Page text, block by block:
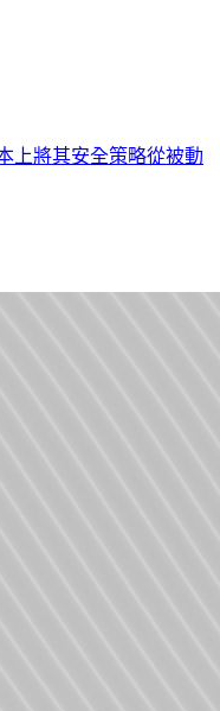
上將其安全策略從被動